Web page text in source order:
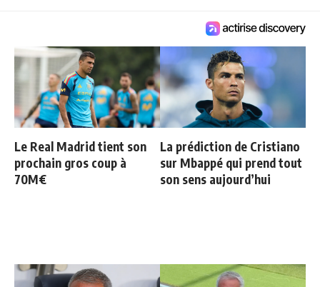
Le Real Madrid tient son
prochain gros coup à
70M€
La prédiction de Cristiano
sur Mbappé qui prend tout
son sens aujourd’hui